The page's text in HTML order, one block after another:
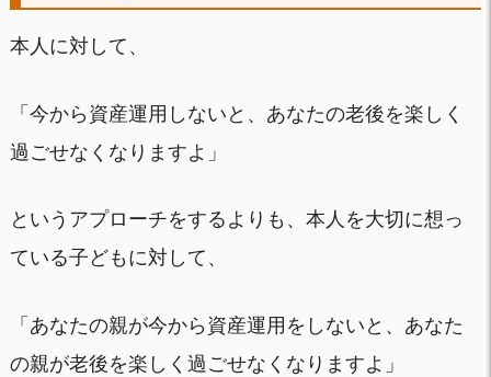
本人に対して、
「今から資産運用しないと、あなたの老後を楽しく
過ごせなくなりますよ」
というアプローチをするよりも、本人を大切に想っ
ている子どもに対して、
「あなたの親が今から資産運用をしないと、あなた
の親が老後を楽しく過ごせなくなりますよ」